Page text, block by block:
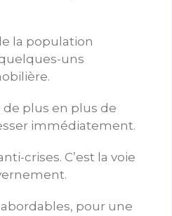
la population
uns
de plus en plus de
immédiatement.
crises. C’est la voie
pour une